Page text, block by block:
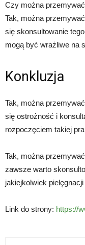
Czy można
Tak, można
się skonsultowanie
mogą być wrażliwe na
Konkluzja
Tak, można
się ostrożność i
rozpoczęciem takiej
Tak, można
zawsze warto
jakiejkolwiek
Link do strony: https://